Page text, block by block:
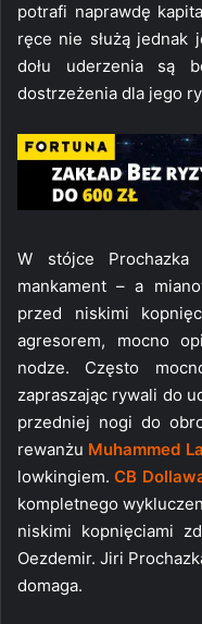
potrafi naprawdę
ręce nie służą jednak
dołu uderzenia są
dostrzeżenia dla jego
W stójce
mankament – a
przed niskimi
agresorem, mocno
nodze. Często
zapraszając rywali do
przedniej nogi do
rewanżu Muhammed
lowkingiem.CB
kompletnego
niskimi kopnięciami
Oezdemir. Jiri
domaga.